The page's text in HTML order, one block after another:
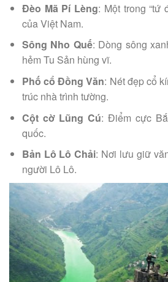
Đèo Mã Pí Lèng: Một trong “tứ
của Việt Nam.
Sông Nho Quế: Dòng sông
hẻm Tu Sản hùng vĩ.
Phố cổ Đồng Văn: Nét đẹp cổ
trúc nhà trình tường.
Cột cờ Lũng Cú: Điểm cực
quốc.
Bản Lô Lô Chải: Nơi lưu giữ
người Lô Lô.